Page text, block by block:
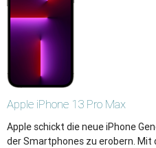
Apple iPhone 13 Pro Max
Apple schickt die neue iPhone
der Smartphones zu erobern. Mit